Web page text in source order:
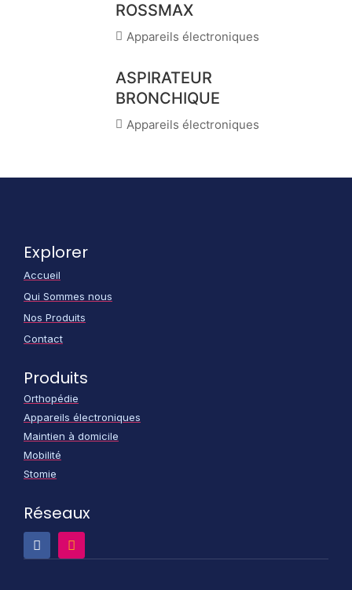
ROSSMAX
Appareils électroniques
ASPIRATEUR
BRONCHIQUE
Appareils électroniques
Explorer
Accueil
Qui Sommes nous
Nos Produits
Contact
Produits
Orthopédie
Appareils électroniques
Maintien à domicile
Mobilité
Stomie
Réseaux